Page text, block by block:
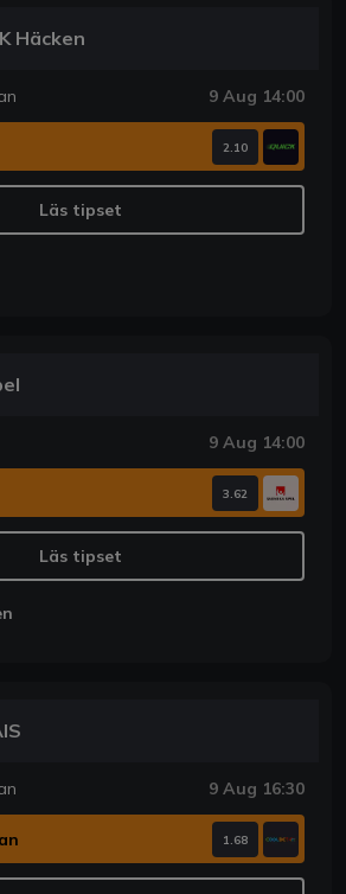
Häcken
9 Aug 14:00
2.10
Läs tipset
9 Aug 14:00
3.62
Läs tipset
9 Aug 16:30
1.68